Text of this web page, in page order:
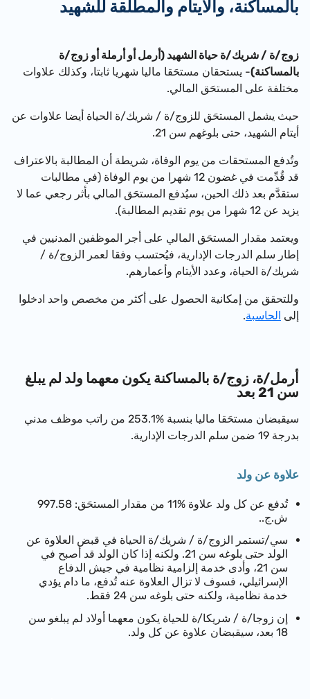
بالمساكنة، والأيتام والمطلَّقة للشهيد
زوج/ة / شريك/ة حياة الشهيد (أرمل أو أرملة أو زوج/ة
بالمساكنة)- يستحقان مستحَقا ماليا شهريا ثابتا، وكذلك علاوات
مختلفة على المستحَق المالي.
حيث يشمل المستحَق لل زوج/ة / شريك/ة الحياةأيضا علاوات عن
أيتام الشهيد، حتى بلوغهم سن 21.
وتُدفع المستحقات من يوم الوفاة، شريطة أن المطالبة بالاعتراف
قد قُدِّمت في غضون 12 شهرا من يوم الوفاة (في مطالبات
ستقدَّم بعد ذلك الحين، سيُدفع المستحَق الماليبأثر رجعي عمالا
يزيد عن 12 شهرا من يوم تقديم المطالبة).
ويعتمد مقدار المستحَق المالي على أجر الموظفين المدنيين في
إطار سلم الدرجات الإدارية، فيُحتسب وفقا لعمر ال زوج/ة /
شريك/ة الحياة، وعدد الأيتام وأعمارهم.
وللتحقق من إمكانية الحصول على أكثر من مخصص واحد ادخلوا
إلىالحاسبة.
أرمل/ة، زوج/ة بالمساكنة يكون معهما ولد لم يبلغ
سن 21 بعد
سيقبضان مستحَقا ماليا بنسبة %253.1 من راتب موظف مدني
بدرجة 19 ضمن سلم الدرجات الإدارية.
علاوة عن ولد
تُدفع عن كل ولد علاوة %11 من مقدار المستحَق: 997.58
ش.ج..
سي/تستمرال زوج/ة / شريك/ة الحياةفي قبض العلاوة عن
الولد حتى بلوغه سن 21. ولكنه إذا كان الولد قد أصبح في
سن 21، وأدى خدمة إلزامية نظامية في جيش الدفاع
الإسرائيلي، فسوف لا تزال العلاوة عنه تُدفع، ما دام يؤدي
خدمة نظامية، ولكنه حتى بلوغه سن 24 فقط.
إنزوجا/ة / شريكا/ة للحياةيكون معهما أولاد لم يبلغو سن
18 بعد، سيقبضان علاوة عن كل ولد.